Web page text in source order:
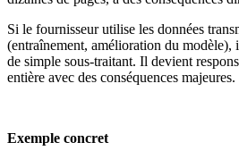
Si le fournisseur utilise les données
(entraînement, amélioration du modèle),
de simple sous-traitant. Il devient
entière avec des conséquences majeures.
Exemple concret